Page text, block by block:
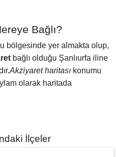
Bağlı?
bölgesinde yer almakta olup,
bağlı olduğu Şanlıurfa iline
Akziyaret haritası konumu
olarak haritada
İlçeler